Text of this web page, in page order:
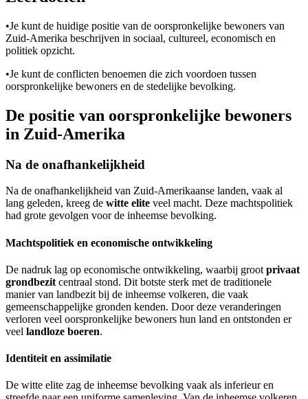
•Je kunt de huidige positie van de oorspronkelijke bewoners van
Zuid-Amerika beschrijven in sociaal, cultureel, economisch en
politiek opzicht.
•Je kunt de conflicten benoemen die zich voordoen tussen
oorspronkelijke bewoners en de stedelijke bevolking.
De positie van oorspronkelijke bewoners
in Zuid-Amerika
Na de onafhankelijkheid
Na de onafhankelijkheid van Zuid-Amerikaanse landen, vaak al
lang geleden, kreeg de witte elite veel macht. Deze machtspolitiek
had grote gevolgen voor de inheemse bevolking.
Machtspolitiek en economische ontwikkeling
De nadruk lag op economische ontwikkeling, waarbij groot privaat
grondbezit centraal stond. Dit botste sterk met de traditionele
manier van landbezit bij de inheemse volkeren, die vaak
gemeenschappelijke gronden kenden. Door deze veranderingen
verloren veel oorspronkelijke bewoners hun land en ontstonden er
veel landloze boeren.
Identiteit en assimilatie
De witte elite zag de inheemse bevolking vaak als inferieur en